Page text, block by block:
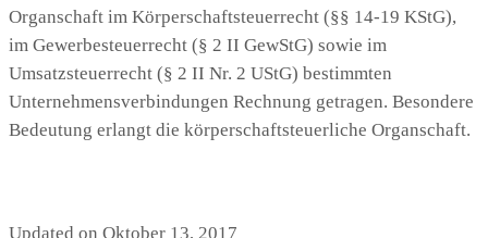
Organschaft im Körperschaftsteuerrecht (§§ 14-19 KStG),
im Gewerbesteuerrecht (§ 2 II GewStG) sowie im
Umsatzsteuerrecht (§ 2 II Nr. 2 UStG) bestimmten
Unternehmensverbindungen Rechnung getragen. Besondere
Bedeutung erlangt die körperschaftsteuerliche Organschaft.
Updated on Oktober 13, 2017